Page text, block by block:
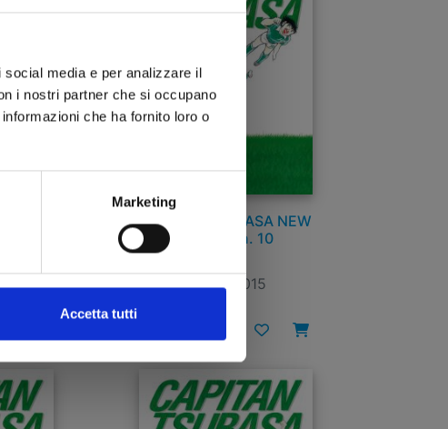
media e per analizzare il
i nostri partner che si occupano
che ha fornito loro o
Marketing
Accetta tutti
NEW
CAPITAN TSUBASA NEW
EDITION n. 10
25/02/2015